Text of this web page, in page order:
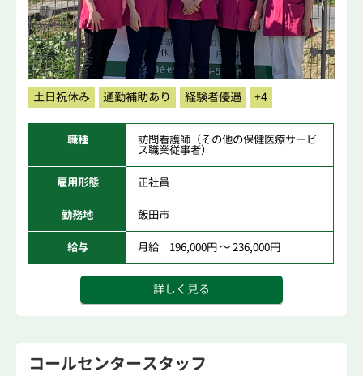
土日祝休み 通勤補助あり 経験者優遇 +4
職種 訪問看護師（その他の保健医療サービ
ス職業従事者）
雇用形態 正社員
勤務地 飯田市
給与 月給 196,000円 ～ 236,000円
詳しく見る
コールセンタースタッフ